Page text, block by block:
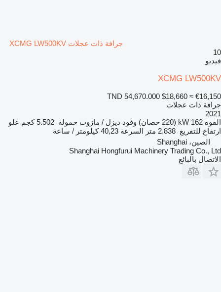
جرافة ذات عجلات XCMG LW500KV
10
فيديو
XCMG LW500KV
TND 54,670.000 $18,660 ≈ €16,150
جرافة ذات عجلات
2021
القوة 162 kW (220 حصان) وقود ديزل / مازوت حمولة 5.502 كجم
علو
ارتفاع للتفريغ 2,838 متر السرعة 40,23 كيلومتر / ساعة
الصين، Shanghai
Shanghai Hongfurui Machinery Trading Co., Ltd
الاتصال بالبائع